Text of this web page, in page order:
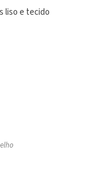
liso e tecido